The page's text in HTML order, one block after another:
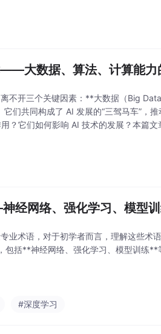
大数据、算法、计算能力
不开三个关键因素：**大数据（Big
们共同构成了 AI 发展的“三驾马车”，推
？它们如何影响 AI 技术的发展？本篇文
经网络、强化学习、模型
业术语，对于初学者而言，理解这些术
包括**神经网络、强化学习、模型训练
#深度学习